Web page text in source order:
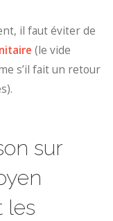
il faut éviter de
(le vide
s’il fait un retour
sur
les